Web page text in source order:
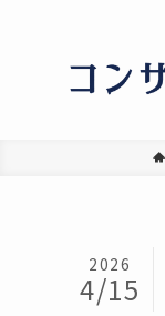
2026
4/15